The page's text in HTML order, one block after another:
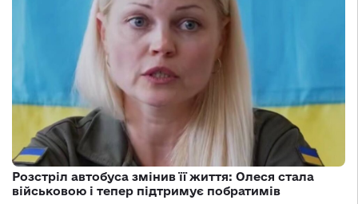
Розстріл автобуса змінив її життя: Олеся стала
військовою і тепер підтримує побратимів